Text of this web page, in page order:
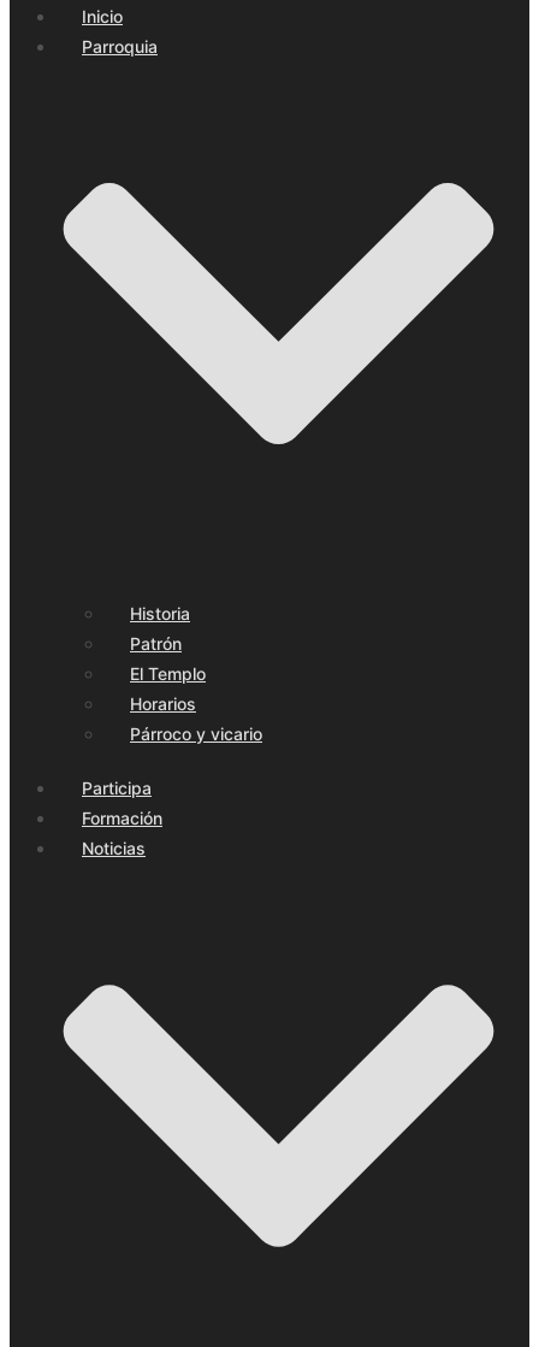
Inicio
Parroquia
Historia
Patrón
El Templo
Horarios
Párroco y vicario
Participa
Formación
Noticias